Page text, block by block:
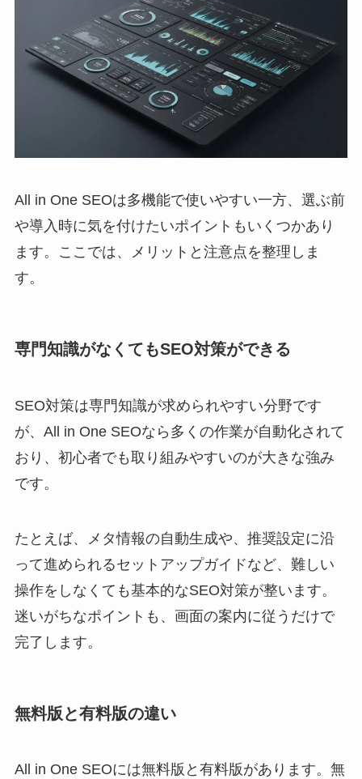
All in One SEOは多機能で使いやすい一方、選ぶ前
や導入時に気を付けたいポイントもいくつかあり
ます。ここでは、メリットと注意点を整理しま
す。
専門知識がなくてもSEO対策ができる
SEO対策は専門知識が求められやすい分野です
が、All in One SEOなら多くの作業が自動化されて
おり、初心者でも取り組みやすいのが大きな強み
です。
たとえば、メタ情報の自動生成や、推奨設定に沿
って進められるセットアップガイドなど、難しい
操作をしなくても基本的なSEO対策が整います。
迷いがちなポイントも、画面の案内に従うだけで
完了します。
無料版と有料版の違い
All in One SEOには無料版と有料版があります。無